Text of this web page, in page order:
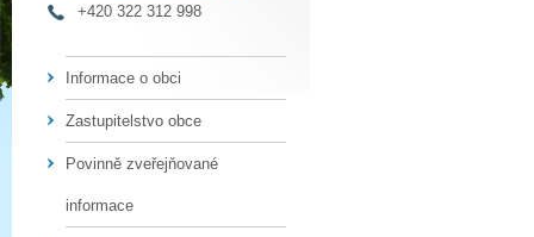
+420 322 312 998
Informace o obci
Zastupitelstvo obce
Povinně zveřejňované
informace